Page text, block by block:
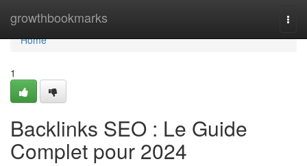
growthbookmarks
Home
Home
1
Backlinks SEO : Le Guide
Complet pour 2024